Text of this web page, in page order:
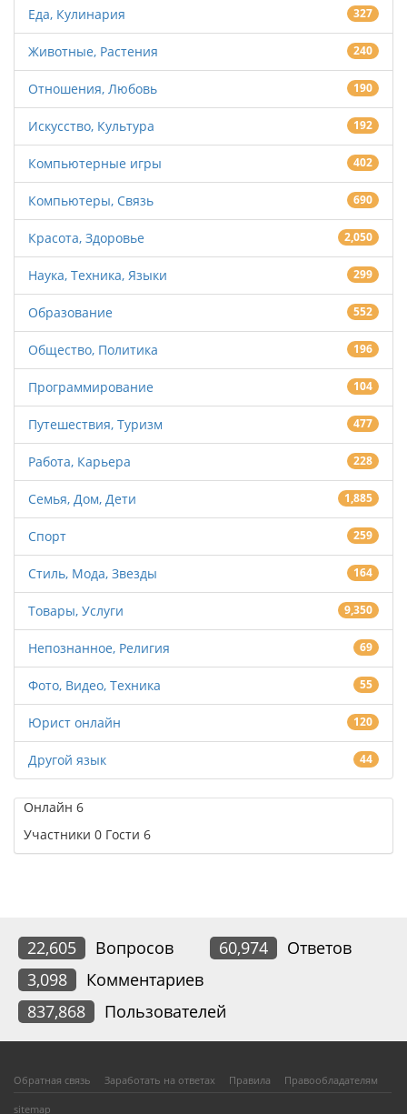
Еда, Кулинария 327
Животные, Растения 240
Отношения, Любовь 190
Искусство, Культура 192
Компьютерные игры 402
Компьютеры, Связь 690
Красота, Здоровье 2,050
Наука, Техника, Языки 299
Образование 552
Общество, Политика 196
Программирование 104
Путешествия, Туризм 477
Работа, Карьера 228
Семья, Дом, Дети 1,885
Спорт 259
Стиль, Мода, Звезды 164
Товары, Услуги 9,350
Непознанное, Религия 69
Фото, Видео, Техника 55
Юрист онлайн 120
Другой язык 44
Онлайн 6
Участники 0 Гости 6
22,605 Вопросов 60,974
Ответов
3,098
Комментариев
837,868
Пользователей
Обратная связь Заработать на ответах Правила Правообладателям
sitemap